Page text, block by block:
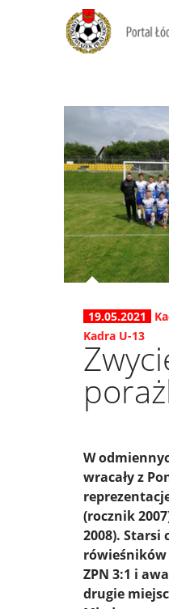
19.05.2021
Kadra U-13
W
wracały z
(rocznik
2008). Starsi
rówieśników
ZPN 3:1 i
drugie